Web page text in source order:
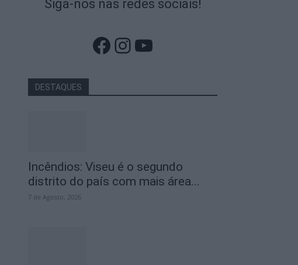
Siga-nos nas redes sociais!
Facebook
Instagram
YouTube
DESTAQUES
Incêndios: Viseu é o segundo
distrito do país com mais área...
7 de Agosto, 2026